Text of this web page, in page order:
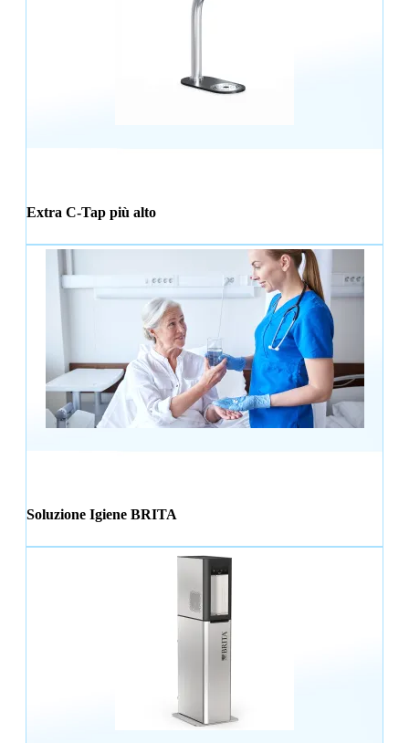
Extra C-Tap più alto
Soluzione Igiene BRITA